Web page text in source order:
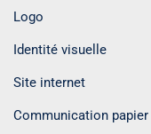
Logo
Identité visuelle
Site internet
Communication papier